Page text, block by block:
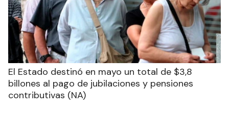
El Estado destinó en mayo un total de $3,8
billones al pago de jubilaciones y pensiones
contributivas (NA)